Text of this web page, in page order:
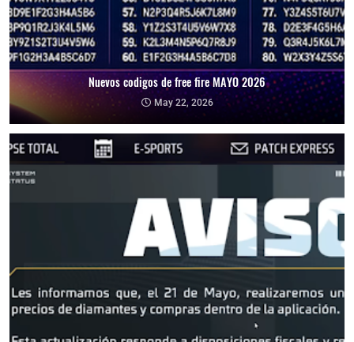
Nuevos codigos de free fire MAYO 2026
May 22, 2026